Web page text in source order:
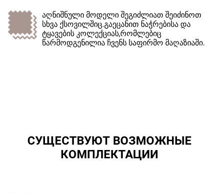
აღნიშნული მოდელი შეგიძლიათ შეიძინოთ
სხვა ქსოვილშიც.გაეცანით ნაჭრებისა და
ტყავების კოლექციას,რომლებიც
წარმოდგენილია ჩვენს საფირმო მაღაზიაში.
СУЩЕСТВУЮТ ВОЗМОЖНЫЕ
КОМПЛЕКТАЦИИ